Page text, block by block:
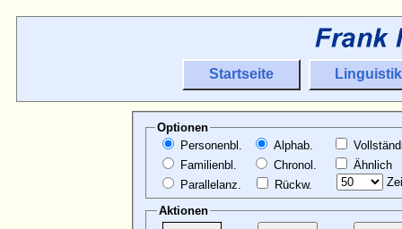
Startseite Linguistik
Optionen
Personenbl.
Familienbl.
Parallelanz.
Alphab.
Chronol.
Rückw.
Ähnlich
Aktionen